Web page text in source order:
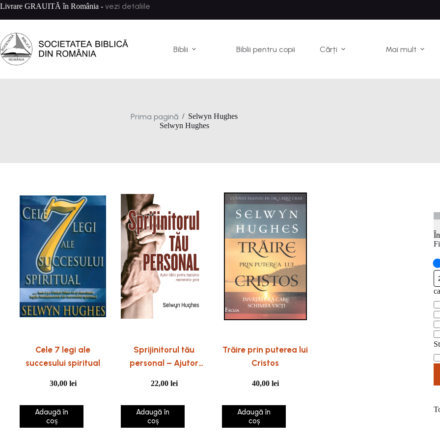
Sari
conținut
Livrare GRAUITĂ în România - vezi detaliile
Biblii Biblii pentru copii Cărți Mai mult
Prima pagină / Selwyn Hughes
Selwyn Hughes
Cele 7 legi ale
succesului spiritual
30,00 lei
Adaugă în
coș
Sprijinitorul tău
personal – Ajutor
depășirea
momentelor grele
22,00 lei
Adaugă în
coș
Trăire prin puterea lui
Cristos
40,00 lei
Adaugă în
coș